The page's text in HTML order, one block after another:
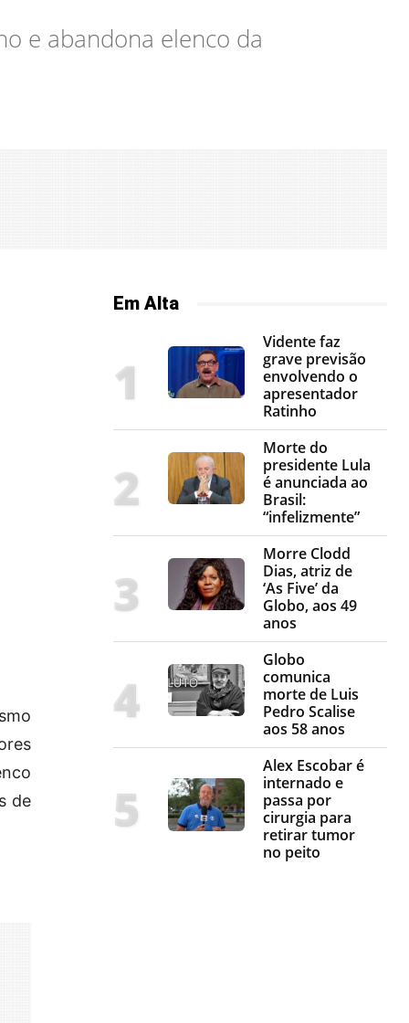
e abandona elenco da
de
Em Alta
Vidente faz
grave previsão
envolvendo o
apresentador
Ratinho
Morte do
presidente Lula
é anunciada ao
Brasil:
“infelizmente”
Morre Clodd
Dias, atriz de
‘As Five’ da
Globo, aos 49
anos
Globo
comunica
morte de Luis
Pedro Scalise
aos 58 anos
Alex Escobar é
internado e
passa por
cirurgia para
retirar tumor
no peito